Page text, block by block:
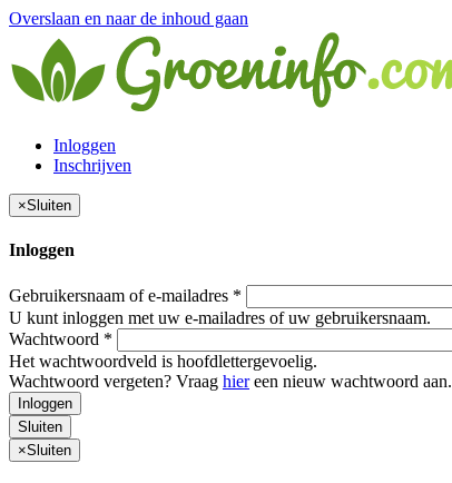
Overslaan en naar de inhoud gaan
Inloggen
Inschrijven
×Sluiten
Inloggen
Gebruikersnaam of e-mailadres *
U kunt inloggen met uw e-mailadres of uw gebruikersnaam.
Wachtwoord *
Het wachtwoordveld is hoofdlettergevoelig.
Wachtwoord vergeten? Vraag hiereen nieuw wachtwoord aan.
Inloggen
Sluiten
×Sluiten